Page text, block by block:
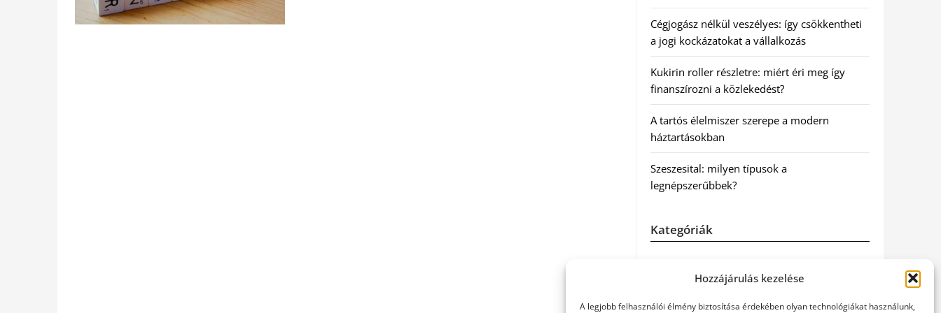
Hozzájárulás kezelése
A legjobb felhasználói élmény biztosítása érdekében olyan technológiákat használunk,
Cégjogász nélkül veszélyes: így csökkentheti
a jogi kockázatokat a vállalkozás
Kukirin roller részletre: miért éri meg így
finanszírozni a közlekedést?
A tartós élelmiszer szerepe a modern
háztartásokban
Szeszesital: milyen típusok a
legnépszerűbbek?
Kategóriák